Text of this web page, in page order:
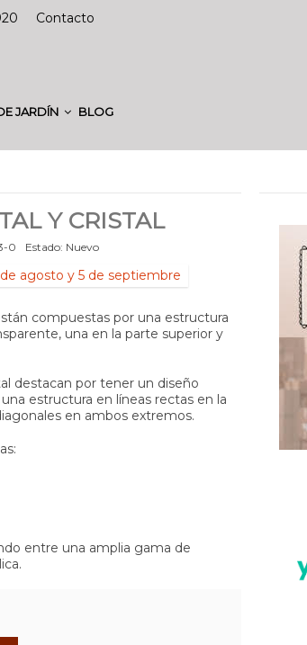
Contacto
JARDÍN BLOG
Y CRISTAL
0 Estado: Nuevo
agosto y 5 de septiembre
compuestas por una estructura
una en la parte superior y
destacan por tener un diseño
estructura en líneas rectas en la
en ambos extremos.
entre una amplia gama de